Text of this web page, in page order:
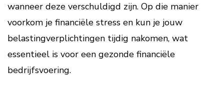
wanneer deze verschuldigd zijn. Op die manier
voorkom je financiële stress en kun je jouw
belastingverplichtingen tijdig nakomen, wat
essentieel is voor een gezonde financiële
bedrijfsvoering.